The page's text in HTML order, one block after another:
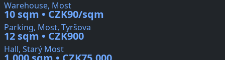
Warehouse, Most
10 sqm • CZK90/sqm
Parking, Most, Tyršova
12 sqm • CZK900
Hall, Starý Most